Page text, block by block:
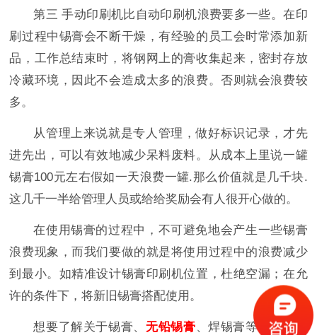
第三 手动印刷机比自动印刷机浪费要多一些。在印
刷过程中锡膏会不断干燥，有经验的员工会时常添加新
品，工作总结束时，将钢网上的膏收集起来，密封存放
冷藏环境，因此不会造成太多的浪费。否则就会浪费较
多。
从管理上来说就是专人管理，做好标识记录，才先
进先出，可以有效地减少呆料废料。从成本上里说一罐
锡膏100元左右假如一天浪费一罐.那么价值就是几千块.
这几千一半给管理人员或给给奖励会有人很开心做的。
在使用锡膏的过程中，不可避免地会产生一些锡膏
浪费现象，而我们要做的就是将使用过程中的浪费减少
到最小。如精准设计锡膏印刷机位置，杜绝空漏；在允
许的条件下，将新旧锡膏搭配使用。
想要了解关于锡膏、 无铅锡膏、焊锡膏等焊接的问